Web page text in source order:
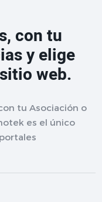
con tu
y elige
web.
tu Asociación o
es el único